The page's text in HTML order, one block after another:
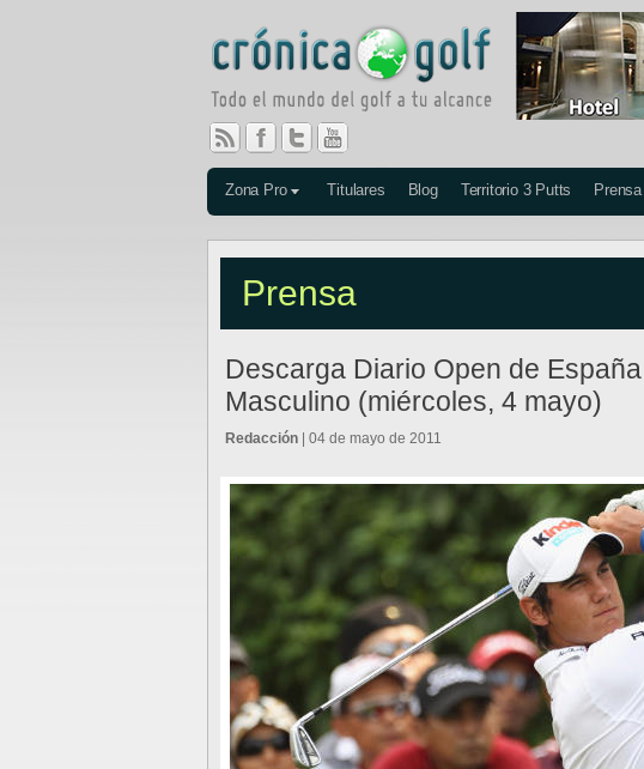
Zona Pro Titulares Blog Territorio 3 Putts Prensa
Prensa
Descarga Diario Open de España
Masculino (miércoles, 4 mayo)
Redacción | 04 de mayo de 2011